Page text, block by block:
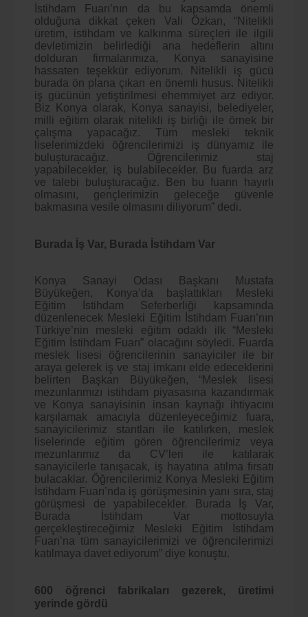
İstihdam Fuarı’nın da bu kapsamda önemli
olduğuna dikkat çeken Vali Özkan, “Nitelikli
üretim, istihdam ve kalkınma süreçleri ile ilgili
devletimizin belirlediği ana hedeflerin altını
dolduran firmalarımıza, Konya sanayisine
hassaten teşekkür ediyorum. Nitelikli iş gücü
burada ön plana çıkan en önemli husus. Nitelikli
iş gücünün yetiştirilmesi ehemmiyet arz ediyor.
Biz Konya olarak, Konya sanayisi, belediyeler,
milli eğitim olarak nitelikli iş birliği ile örnek bir
çalışma yapacağız. Tüm mesleki teknik
liselerimizdeki öğrencilerimizi iş dünyamız ile
buluşturacağız. Öğrencilerimiz staj
yapabilecekler, iş bulabilecekler. Bu fuarda arz
ve talebi buluşturacağız. Ben bu fuarın hayırlı
olmasını, gençlerimizin geleceğe güvenle
bakmasına vesile olmasını diliyorum” dedi.
Burada İş Var, Burada İstihdam Var
Konya Sanayi Odası Başkanı Mustafa
Büyükeğen, Konya’da başlattıkları Mesleki
Eğitim İstihdam Seferberliği kapsamında
düzenlenecek Mesleki Eğitim İstihdam Fuarı’nın
Türkiye’nin mesleki eğitim odaklı ilk “Mesleki
Eğitim İstihdam Fuarı” olacağını söyledi. Fuarda
meslek lisesi öğrencilerinin sanayiciler ile bir
araya gelerek iş ve staj imkanı elde edeceklerini
belirten Başkan Büyükeğen, “Meslek lisesi
mezunlarımızı istihdam piyasasına kazandırmak
ve Konya sanayisinin insan kaynağı ihtiyacını
karşılamak amacıyla düzenleyeceğimiz fuara,
sanayicilerimiz stantları ile katılırken, meslek
liselerinde eğitim gören öğrencilerimiz veya
mezunlarımız da CV’leri ile katılarak
sanayicilerle tanışacak, iş hayatına atılma fırsatı
bulacaklar. Öğrencilerimiz Konya Mesleki Eğitim
İstihdam Fuarı’nda iş görüşmesinin yanı sıra, staj
görüşmesi de yapabilecekler. Burada İş Var,
Burada İstihdam Var mottosuyla
gerçekleştireceğimiz Mesleki Eğitim İstihdam
Fuarı’na tüm sanayicilerimizi ve öğrencilerimizi
katılmaya davet ediyorum” diye konuştu.
600 öğrenci fabrikaları gezerek, üretimi
yerinde gördü